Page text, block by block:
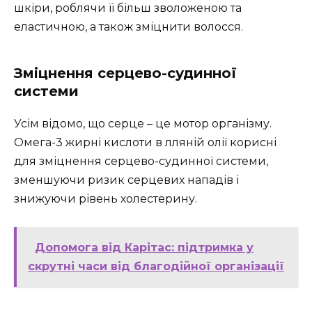
шкіри, роблячи її більш зволоженою та
еластичною, а також зміцнити волосся.
Зміцнення серцево-судинної
системи
Усім відомо, що серце – це мотор організму.
Омега-3 жирні кислоти в лляній олії корисні
для зміцнення серцево-судинної системи,
зменшуючи ризик серцевих нападів і
знижуючи рівень холестерину.
Допомога від Карітас: підтримка у
скрутні часи від благодійної організації